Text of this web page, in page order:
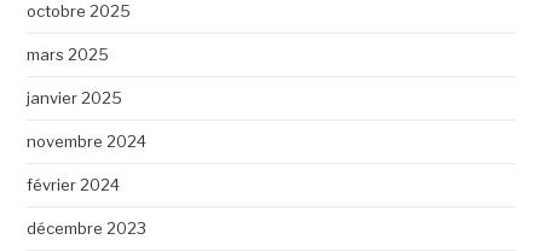
octobre 2025
mars 2025
janvier 2025
novembre 2024
février 2024
décembre 2023